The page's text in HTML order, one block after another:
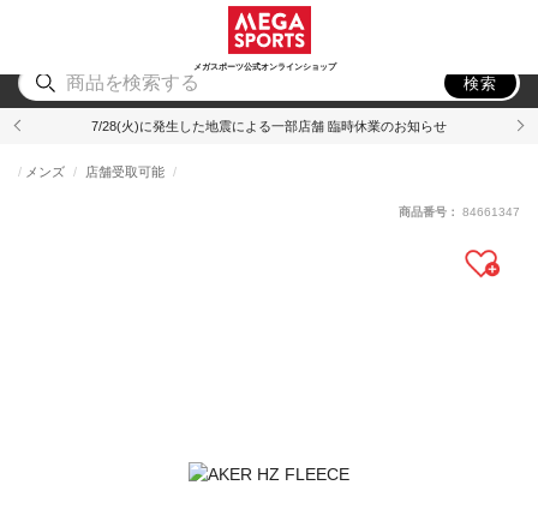
メガスポーツ公式オンラインショップ
アウトドア
検索
7/28(火)に発生した地震による一部店舗 臨時休業のお知らせ
メンズ 店舗受取可能
商品番号： 84661347